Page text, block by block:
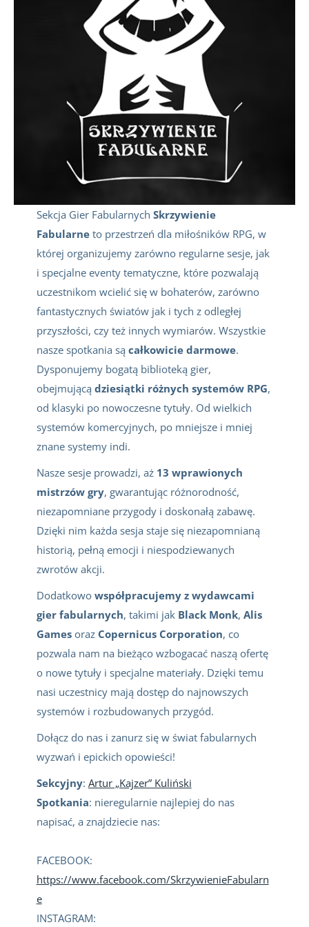
Sekcja Gier Fabularnych Skrzywienie
Fabularneto przestrzeń dla miłośników RPG, w
której organizujemy zarówno regularne sesje, jak
i specjalne eventy tematyczne, które pozwalają
uczestnikom wcielić się w bohaterów, zarówno
fantastycznych światów jak i tych z odległej
przyszłości, czy też innych wymiarów. Wszystkie
nasze spotkania są całkowicie darmowe.
Dysponujemy bogatą biblioteką gier,
obejmującą dziesiątki różnych systemów RPG,
od klasyki po nowoczesne tytuły. Od wielkich
systemów komercyjnych, po mniejsze i mniej
znane systemy indi.
Nasze sesje prowadzi, aż 13 wprawionych
mistrzów gry, gwarantując różnorodność,
niezapomniane przygody i doskonałą zabawę.
Dzięki nim każda sesja staje się niezapomnianą
historią, pełną emocji i niespodziewanych
zwrotów akcji.
Dodatkowo współpracujemy z wydawcami
gier fabularnych, takimi jak Black Monk, Alis
Gamesoraz Copernicus Corporation, co
pozwala nam na bieżąco wzbogacać naszą ofertę
o nowe tytuły i specjalne materiały. Dzięki temu
nasi uczestnicy mają dostęp do najnowszych
systemów i rozbudowanych przygód.
Dołącz do nas i zanurz się w świat fabularnych
wyzwań i epickich opowieści!
Sekcyjny: Artur „Kajzer” Kuliński
Spotkania: nieregularnie najlepiej do nas
napisać, a znajdziecie nas:
FACEBOOK:
https://www.facebook.com/SkrzywienieFabularn
e
INSTAGRAM: